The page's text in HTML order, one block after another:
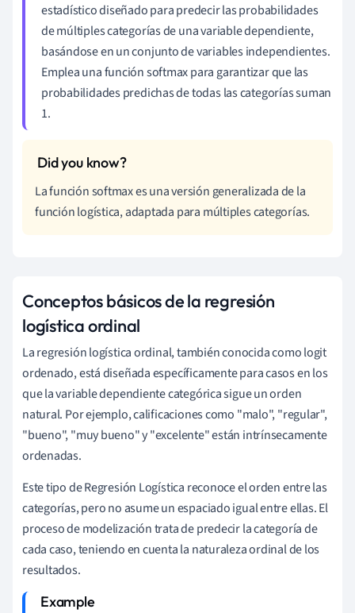
estadístico diseñado para predecir las probabilidades
de múltiples categorías de una variable dependiente,
basándose en un conjunto de variables independientes.
Emplea una función softmax para garantizar que las
probabilidades predichas de todas las categorías suman
1.
La función softmax es una versión generalizada de la
función logística, adaptada para múltiples categorías.
Conceptos básicos de la regresión
logística ordinal
La regresión logística ordinal, también conocida como logit
ordenado, está diseñada específicamente para casos en los
que la variable dependiente categórica sigue un orden
natural. Por ejemplo, calificaciones como "malo", "regular",
"bueno", "muy bueno" y "excelente" están intrínsecamente
ordenadas.
Este tipo de Regresión Logística reconoce el orden entre las
categorías, pero no asume un espaciado igual entre ellas. El
proceso de modelización trata de predecir la categoría de
cada caso, teniendo en cuenta la naturaleza ordinal de los
resultados.